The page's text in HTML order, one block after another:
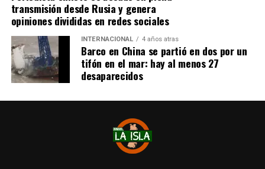
paradero, estaba perdida. Cuando nos enteramos de
que había un cadáver de una mujer en Chiloé, la
verdad es que en ese mismo minuto lo presumimos,
pero no teníamos ninguna seguridad. A través de
bastantes llamados, contactos y cosas así, pudimos
confirmar nuestra teoría».
«ningún antecedente, lo
desconozco completamente, no sabía de su
existencia. Me acabo de enterar de que él era
transmisión desde Rusia y genera
opiniones divididas en redes sociales
INTERNACIONAL 4 años atras
Barco en China se partió en dos por un
tifón en el mar: hay al menos 27
desaparecidos